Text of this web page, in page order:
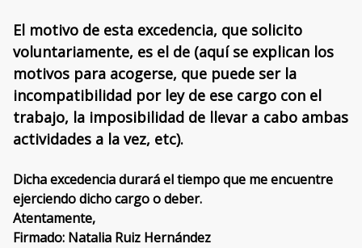
El motivo de esta excedencia, que solicito
voluntariamente, es el de (aquí se explican los
motivos para acogerse, que puede ser la
incompatibilidad por ley de ese cargo con el
trabajo, la imposibilidad de llevar a cabo ambas
actividades a la vez, etc).
Dicha excedencia durará el tiempo que me encuentre
ejerciendo dicho cargo o deber.
Atentamente,
Firmado: Natalia Ruiz Hernández